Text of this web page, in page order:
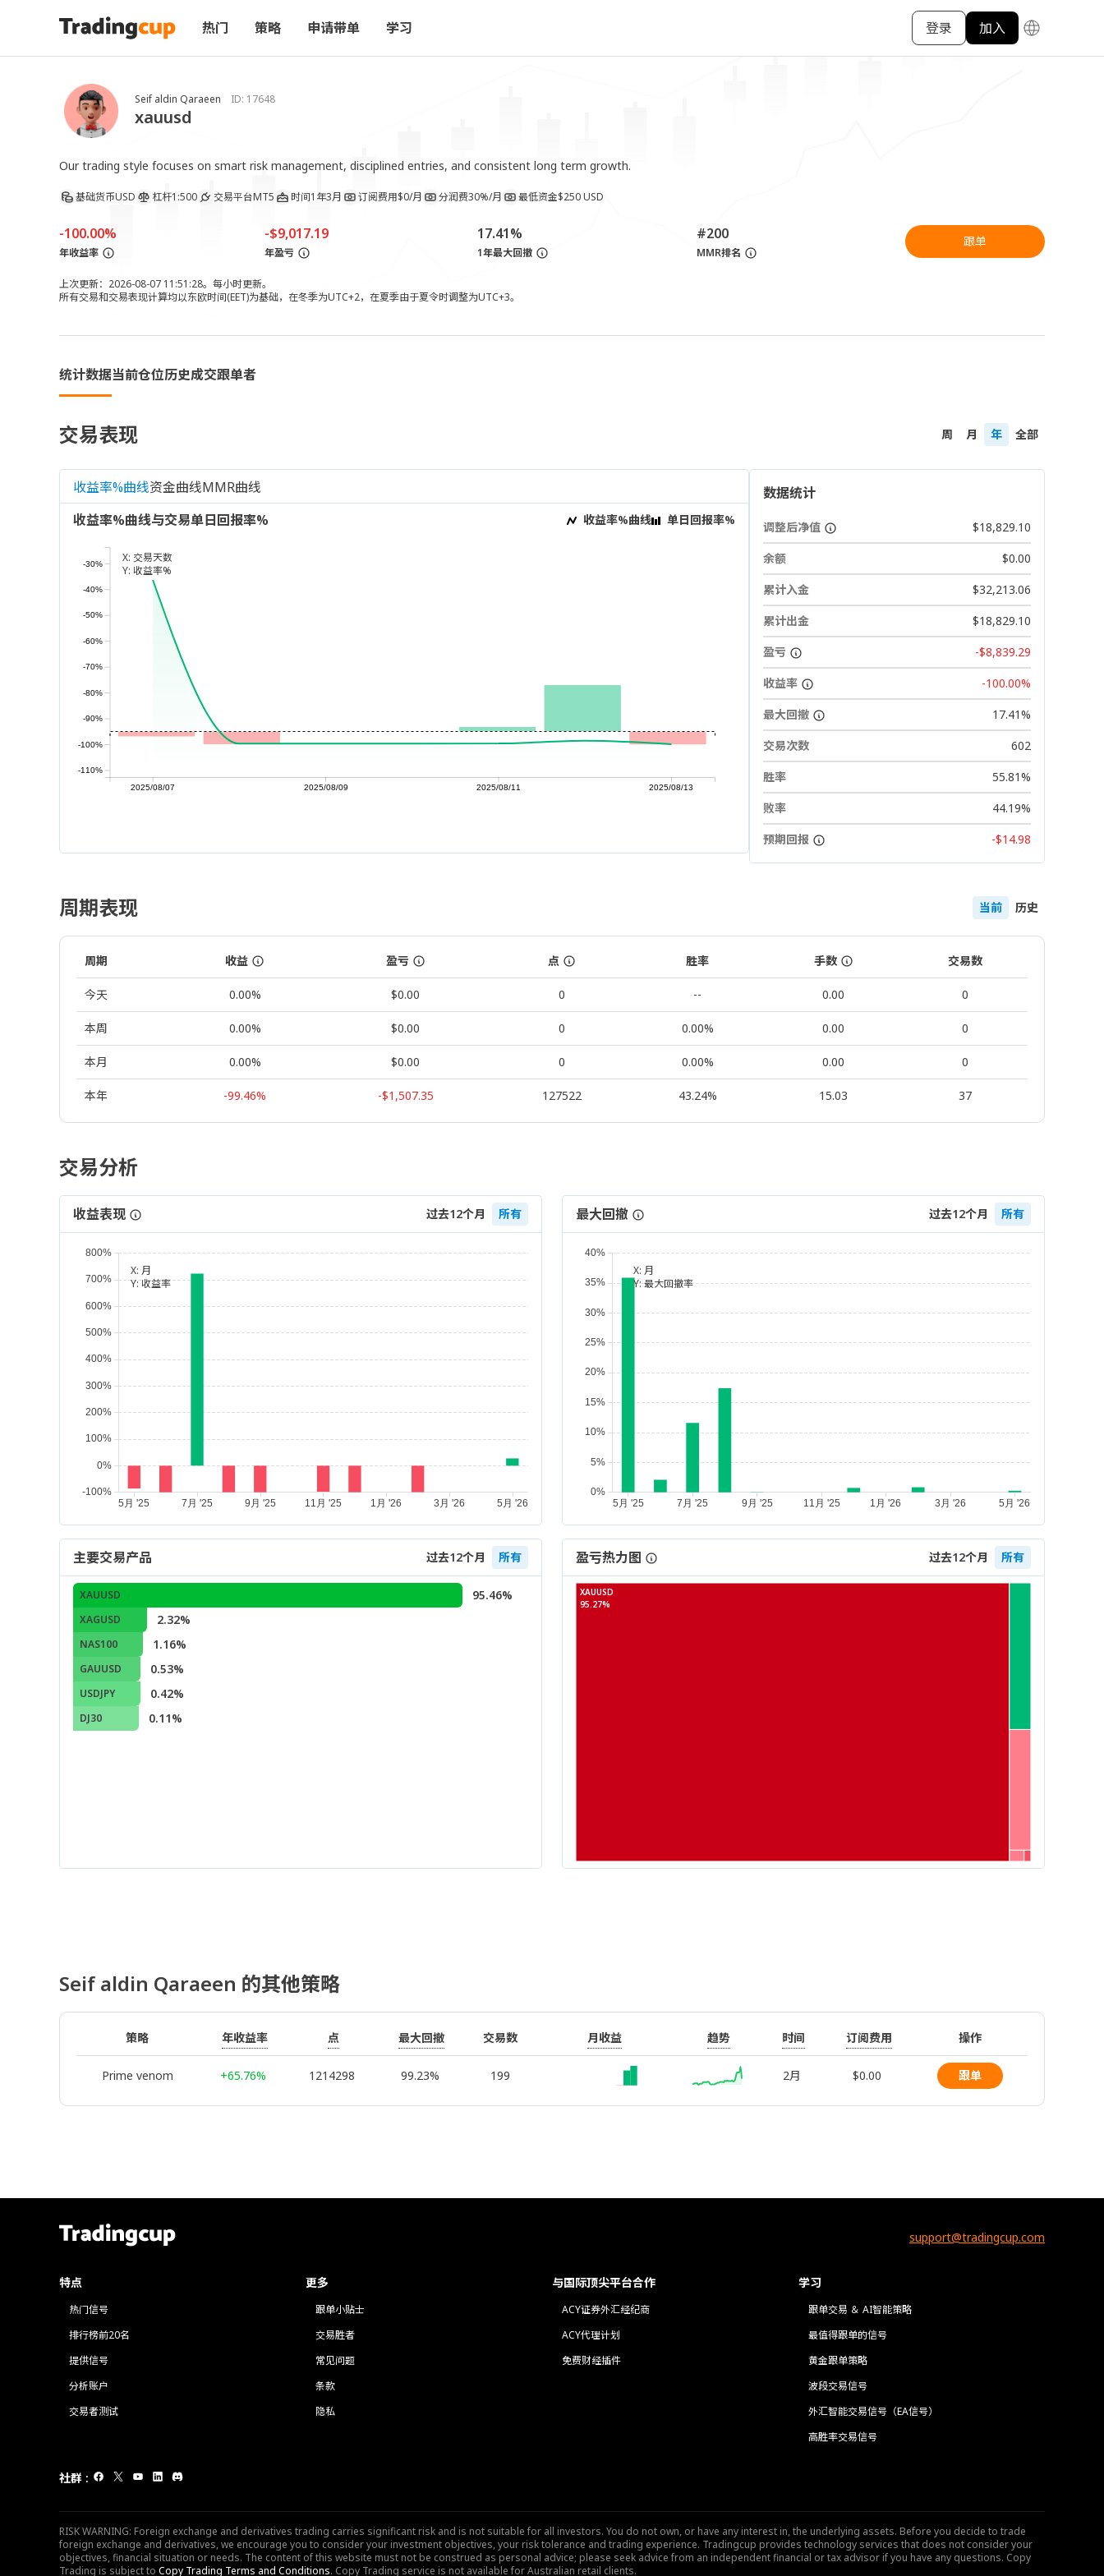
热门 策略 申请带单 学习 登录 加入
Seif aldin Qaraeen ID: 17648
xauusd
Our trading style focuses on smart risk management, disciplined entries, and consistent long term growth.
基础货币USD 杠杆1:500 交易平台MT5 时间1年3月 订阅费用$0/月 分润费30%/月 最低资金$250 USD
-100.00%
年收益率
-$9,017.19
年盈亏
17.41%
1年最大回撤
#200
MMR排名
跟单
上次更新：2026-08-07 11:51:28。每小时更新。
所有交易和交易表现计算均以东欧时间(EET)为基础，在冬季为UTC+2，在夏季由于夏令时调整为UTC+3。
统计数据当前仓位历史成交跟单者
交易表现 周 月 年 全部
收益率%曲线资金曲线MMR曲线
收益率%曲线与交易单日回报率%
收益率%曲线 单日回报率%
X: 交易天数
Y: 收益率%
-110%
-100%
-90%
-80%
-70%
-60%
-50%
-40%
-30%
2025/08/07 2025/08/09 2025/08/11 2025/08/13
数据统计
调整后净值
$18,829.10
余额
$0.00
累计入金
$32,213.06
累计出金
$18,829.10
盈亏
-$8,839.29
收益率
-100.00%
最大回撤
17.41%
交易次数
602
胜率
55.81%
败率
44.19%
预期回报
-$14.98
周期表现 当前 历史
周期 收益 盈亏 点 胜率 手数 交易数
今天 0.00% $0.00 0 -- 0.00 0
本周 0.00% $0.00 0 0.00% 0.00 0
本月 0.00% $0.00 0 0.00% 0.00 0
本年 -99.46% -$1,507.35 127522 43.24% 15.03 37
交易分析
收益表现 过去12个月 所有
X: 月
Y:收益率
最大回撤 过去12个月 所有
X: 月
Y:最大回撤率
主要交易产品 过去12个月 所有
XAUUSD 95.46%
XAGUSD 2.32%
NAS100 1.16%
GAUUSD 0.53%
USDJPY 0.42%
DJ30 0.11%
盈亏热力图 过去12个月 所有
XAUUSD
95.27%
Seif aldin Qaraeen 的其他策略
策略 年收益率 点 最大回撤 交易数 月收益 趋势 时间 订阅费用 操作
Prime venom +65.76% 1214298 99.23% 199 2月 $0.00 跟单
support@tradingcup.com
特点
热门信号
排行榜前20名
提供信号
分析账户
交易者测试
更多
跟单小贴士
交易胜者
常见问题
条款
隐私
与国际顶尖平台合作
ACY证券外汇经纪商
ACY代理计划
免费财经插件
学习
跟单交易 ＆ AI智能策略
最值得跟单的信号
黄金跟单策略
波段交易信号
外汇智能交易信号（EA信号）
高胜率交易信号
社群 :
RISK WARNING: Foreign exchange and derivatives trading carries significant risk and is not suitable for all investors. You do not own, or have any interest in, the underlying assets. Before you decide to trade
foreign exchange and derivatives, we encourage you to consider your investment objectives, your risk tolerance and trading experience. Tradingcup provides technology services that does not consider your
objectives, financial situation or needs. The content of this website must not be construed as personal advice; please seek advice from an independent financial or tax advisor if you have any questions. Copy
Trading is subject to Copy Trading Terms and Conditions. Copy Trading service is not available for Australian retail clients.